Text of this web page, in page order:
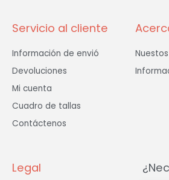
Servicio al cliente
Información de envió
Devoluciones
Mi cuenta
Cuadro de tallas
Contáctenos
Legal